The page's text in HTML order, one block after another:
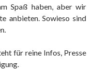
Spaß haben, aber wir
anbieten. Sowieso sind
für reine Infos, Presse